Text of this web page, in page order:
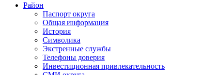
Район
Паспорт округа
Общая информация
История
Символика
Экстренные службы
Телефоны доверия
Инвестиционная привлекательность